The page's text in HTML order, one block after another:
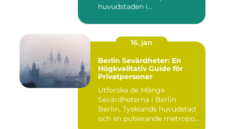
huvudstaden i...
16. jan
Berlin Sevärdheter: En
Högkvalitativ Guide för
Privatpersoner
Utforska de Många
Sevärdheterna i Berlin
Berlin, Tysklands huvudstad
och en pulserande metropol,